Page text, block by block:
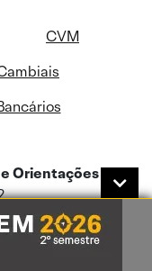
CVM
Orientações
às 18hs